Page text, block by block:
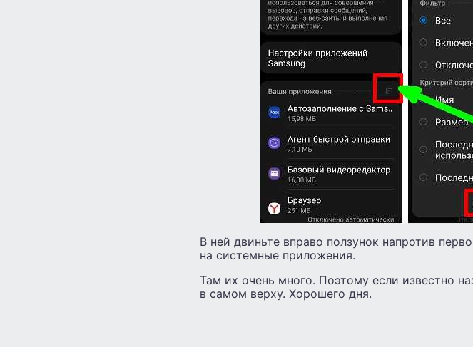
В ней двиньте вправо ползунок напротив
на системные приложения.
Там их очень много. Поэтому если известно
в самом верху. Хорошего дня.